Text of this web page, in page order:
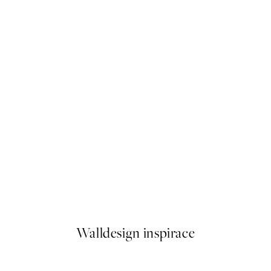
Walldesign inspirace